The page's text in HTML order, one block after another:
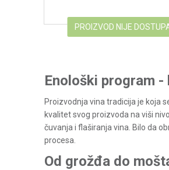
PROIZVOD NIJE
Enološki program
Proizvodnja vina tradicija je koja
kvalitet svog proizvoda na viši
čuvanja i flaširanja vina. Bilo da
procesa.
Od grožđa do